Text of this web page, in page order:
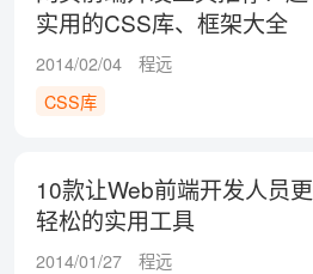
实用的CSS库、框架大全
2014/02/04
程远
CSS库
10款让Web前端开发人员更
轻松的实用工具
2014/01/27
程远